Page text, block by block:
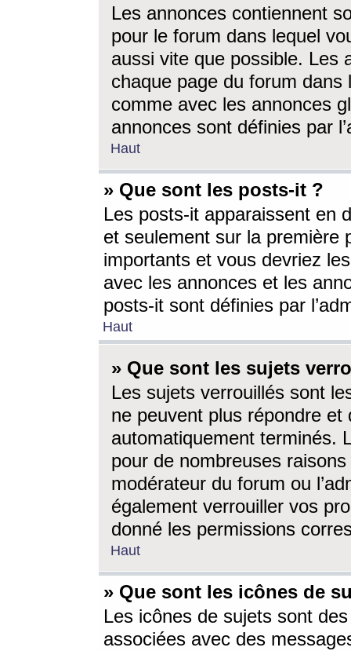
Les annonces contiennent
pour le forum dans lequel
aussi vite que possible. Les
chaque page du forum dans
comme avec les annonces
annonces sont définies par
Haut
» Que sont les posts-it ?
Les posts-it apparaissent en
et seulement sur la première
importants et vous devriez
avec les annonces et les
posts-it sont définies par
Haut
» Que sont les sujets
Les sujets verrouillés sont
ne peuvent plus répondre
automatiquement terminés.
pour de nombreuses
modérateur du forum ou
également verrouiller vos
donné les permissions
Haut
» Que sont les icônes de
Les icônes de sujets sont
associées avec des